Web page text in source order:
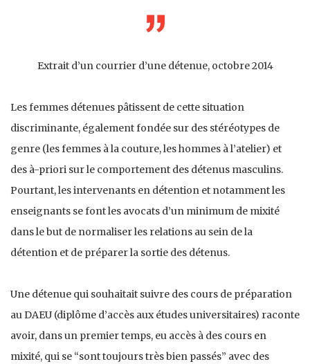
Extrait d’un courrier d’une détenue, octobre 2014
Les femmes détenues pâtissent de cette situation
discriminante, également fondée sur des stéréotypes de
genre (les femmes à la couture, les hommes à l’atelier) et
des à-priori sur le comportement des détenus masculins.
Pourtant, les intervenants en détention et notamment les
enseignants se font les avocats d’un minimum de mixité
dans le but de normaliser les relations au sein de la
détention et de préparer la sortie des détenus.
Une détenue qui souhaitait suivre des cours de préparation
au DAEU (diplôme d’accès aux études universitaires) raconte
avoir, dans un premier temps, eu accès à des cours en
mixité, qui se “sont toujours très bien passés” avec des